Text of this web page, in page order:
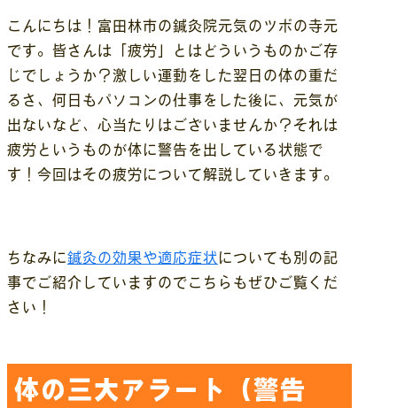
こんにちは！富田林市の鍼灸院元気のツボの寺元
です。皆さんは「疲労」とはどういうものかご存
じでしょうか？激しい運動をした翌日の体の重だ
るさ、何日もパソコンの仕事をした後に、元気が
出ないなど、心当たりはございませんか？それは
疲労というものが体に警告を出している状態で
す！今回はその疲労について解説していきます。
ちなみに鍼灸の効果や適応症状についても別の記
事でご紹介していますのでこちらもぜひご覧くだ
さい！
体の三大アラート（警告